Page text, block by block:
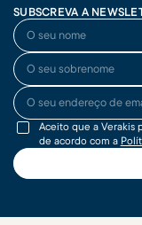
SUBSCREVA A
O seu nome
O seu sobrenome
O seu endereço de email
Aceito que a Verakis
de acordo com a